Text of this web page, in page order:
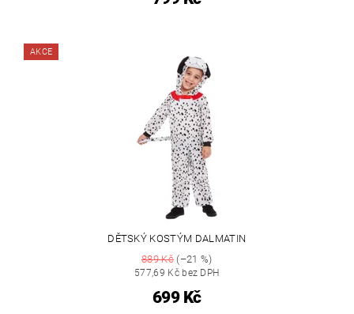
AKCE
DĚTSKÝ KOSTÝM DALMATIN
889 Kč(–21 %)
577,69 Kč bez DPH
699 Kč